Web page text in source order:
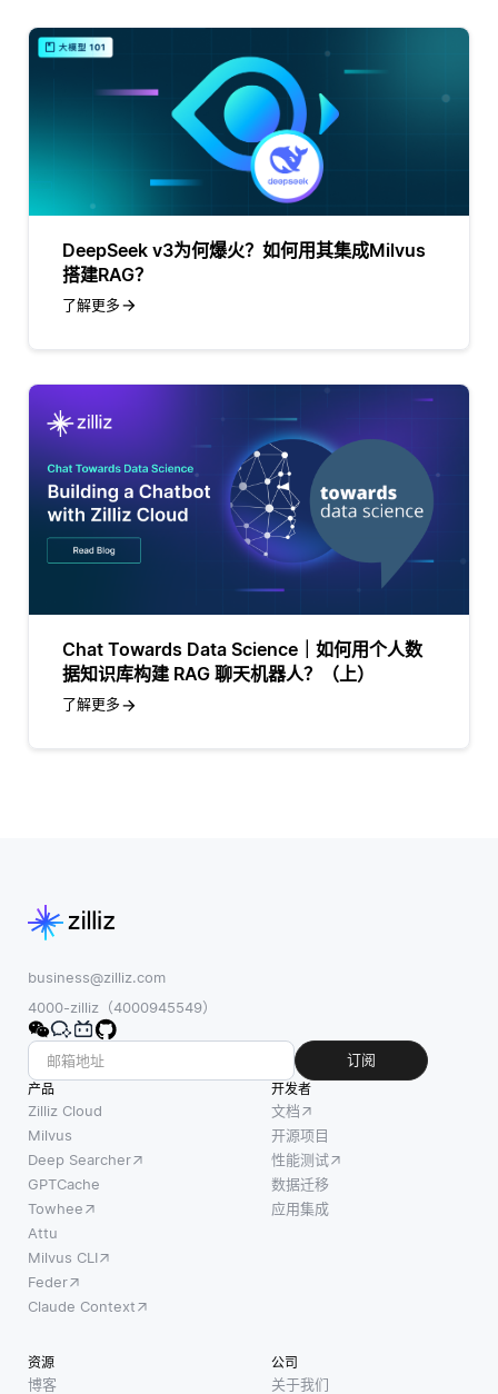
DeepSeek v3为何爆火？如何用其集成Milvus
搭建RAG？
了解更多
Chat Towards Data Science｜如何用个人数
据知识库构建 RAG 聊天机器人？（上）
了解更多
business@zilliz.com
4000-zilliz（4000945549）
订阅
产品
Zilliz Cloud
Milvus
Deep Searcher
GPTCache
Towhee
Attu
Milvus CLI
Feder
Claude Context
开发者
文档
开源项目
性能测试
数据迁移
应用集成
资源
博客
公司
关于我们